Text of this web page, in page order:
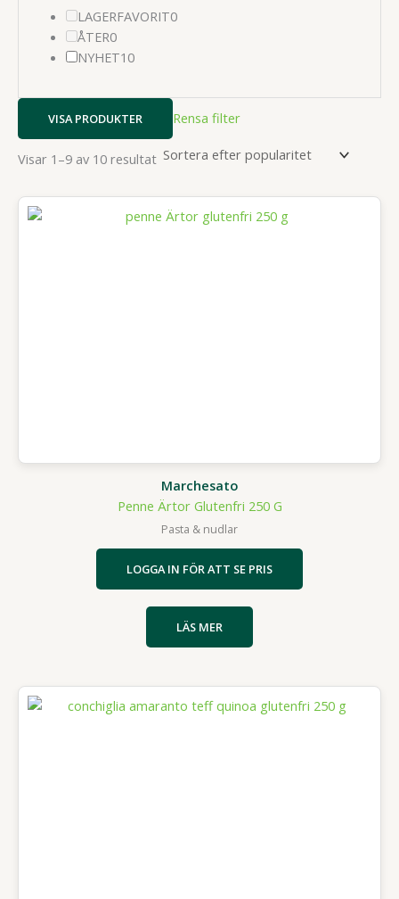
LAGERFAVORIT00
ÅTER00
produkter
NYHET1010
VISA PRODUKTER Rensa filter
Visar 1–9 av 10 resultatSortera
efter
Marchesato
Penne Ärtor Glutenfri 250 G
Pasta & nudlar
LOGGA IN FÖR ATT SE PRIS
LÄS MER